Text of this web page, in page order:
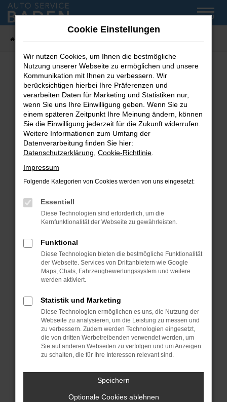
Zum
Hauptinhalt
MENÜ
Fehler: Network Error
Beim Laden ist ein Fehler aufgetreten.
Hier sind ein paar Tipps, die dir helfen können:
Überprüfe deine Firewall und deine
Internetverbindung.
Laden andere Webseiten, zum Beispiel deine
Suchmaschine?
Prüfe deine Browsererweiterungen.
können das Laden bestimmter Seiten
verhindern. Funktioniert die Seite in einem
Fenster?
Starte dein Gerät neu.
Das kann manchmal helfen, vorübergehende
Probleme zu beheben.
Betriebssystem auf dem neuesten Stand
sind.
Veraltete Software birgt nicht nur ein
Sicherheitsrisiko, sondern kann auch dazu
führen, dass bestimmte Funktionen nicht mehr
unterstützt werden.
Wende dich an den Webseitenbetreiber.
Wenn du alle oben genannten Schritte versucht
hast, kontaktiere uns bitte. Wir werden
Cookie Einstellungen
Wir nutzen Cookies, um Ihnen die bestmögliche
Nutzung unserer Webseite zu ermöglichen und unsere
Kommunikation mit Ihnen zu verbessern. Wir
berücksichtigen hierbei Ihre Präferenzen und
verarbeiten Daten für Marketing und Statistiken nur,
wenn Sie uns Ihre Einwilligung geben. Wenn Sie zu
einem späteren Zeitpunkt Ihre Meinung ändern, können
Sie die Einwilligung jederzeit für die Zukunft widerrufen.
Weitere Informationen zum Umfang der
Datenverarbeitung finden Sie hier:
Datenschutzerklärung Cookie-Richtlinie
Impressum
Folgende Kategorien von Cookies werden von uns eingesetzt:
Essentiell
Diese Technologien sind erforderlich, um die
Kernfunktionalität der Webseite zu gewährleisten.
Funktional
Diese Technologien bieten die bestmögliche Funktionalität
der Webseite. Services von Drittanbietern wie Google
Maps, Chats, Fahrzeugbewertungssystem und weitere
werden aktiviert.
Statistik und Marketing
Diese Technologien ermöglichen es uns, die Nutzung der
Webseite zu analysieren, um die Leistung zu messen und
zu verbessern. Zudem werden Technologien eingesetzt,
die von dritten Werbetreibenden verwendet werden, um
Sie auf anderen Webseiten zu verfolgen und um Anzeigen
zu schalten, die für Ihre Interessen relevant sind.
Speichern
Optionale Cookies ablehnen